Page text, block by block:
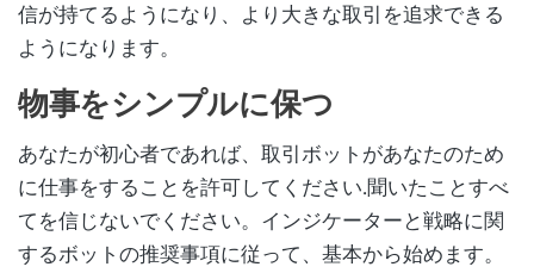
信が持てるようになり、より大きな取引を追求できる
ようになります。
物事をシンプルに保つ
あなたが初心者であれば、取引ボットがあなたのため
に仕事をすることを許可してください.聞いたことすべ
てを信じないでください。インジケーターと戦略に関
するボットの推奨事項に従って、基本から始めます。